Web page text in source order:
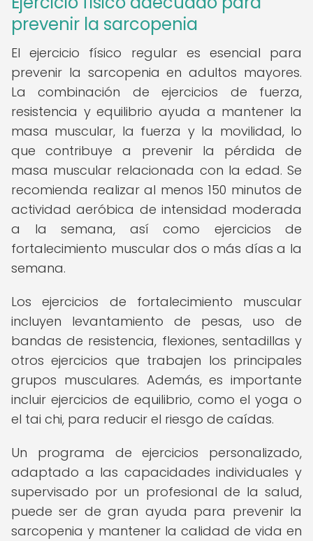
prevenir la sarcopenia
El ejercicio físico regular es esencial para
prevenir la sarcopenia en adultos mayores.
La combinación de ejercicios de fuerza,
resistencia y equilibrio ayuda a mantener la
masa muscular, la fuerza y la movilidad, lo
que contribuye a prevenir la pérdida de
masa muscular relacionada con la edad. Se
recomienda realizar al menos 150 minutos de
actividad aeróbica de intensidad moderada
a la semana, así como ejercicios de
fortalecimiento muscular dos o más días a la
semana.
Los ejercicios de fortalecimiento muscular
incluyen levantamiento de pesas, uso de
bandas de resistencia, flexiones, sentadillas y
otros ejercicios que trabajen los principales
grupos musculares. Además, es importante
incluir ejercicios de equilibrio, como el yoga o
el tai chi, para reducir el riesgo de caídas.
Un programa de ejercicios personalizado,
adaptado a las capacidades individuales y
supervisado por un profesional de la salud,
puede ser de gran ayuda para prevenir la
sarcopenia y mantener la calidad de vida en